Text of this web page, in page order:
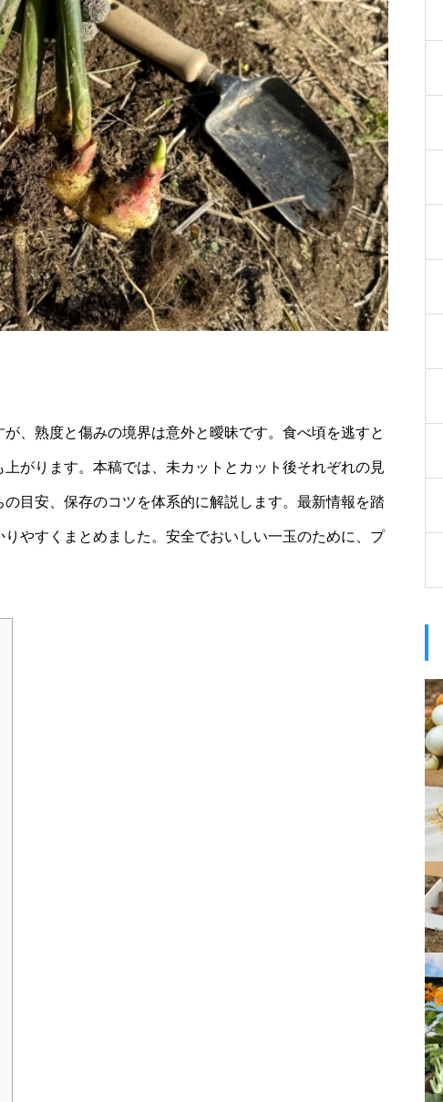
、熟度と傷みの境界は意外と曖昧です。食べ頃を逃すと
がります。本稿では、未カットとカット後それぞれの見
目安、保存のコツを体系的に解説します。最新情報を踏
やすくまとめました。安全でおいしい一玉のために、プ